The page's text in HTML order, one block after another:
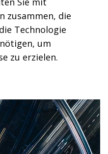
die
Technologie
um
zu erzielen.